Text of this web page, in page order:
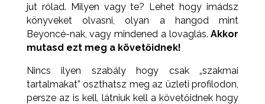
jut rólad. Milyen vagy te? Lehet hogy imádsz
könyveket olvasni, olyan a hangod mint
Beyoncé-nak, vagy mindened a lovaglás.Akkor
mutasd ezt meg a követőidnek!
Nincs ilyen szabály hogy csak „szakmai
tartalmakat” oszthatsz meg az üzleti profilodon,
persze az is kell, látniuk kell a követőidnek hogy